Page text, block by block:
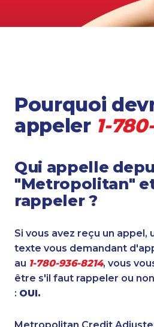
Pourquoi
appeler 1-
Qui appelle
"Metropolitan"
rappeler ?
Si vous avez reçu un appel,
texte vous demandant
au 1-780-936-8214, vous
être s'il faut rappeler ou
: OUI.